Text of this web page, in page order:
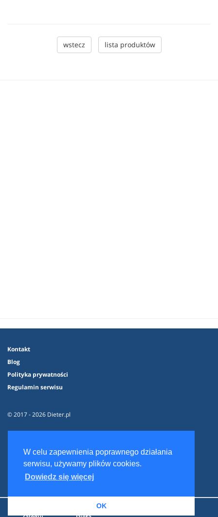
W celu zapewnienia poprawnego działania
serwisu, używamy plików cookies.
Dowiedz się więcej
OK
wstecz lista produktów
Kontakt
Blog
Polityka prywatności
Regulamin serwisu
© 2017 - 2026 Dieter.pl